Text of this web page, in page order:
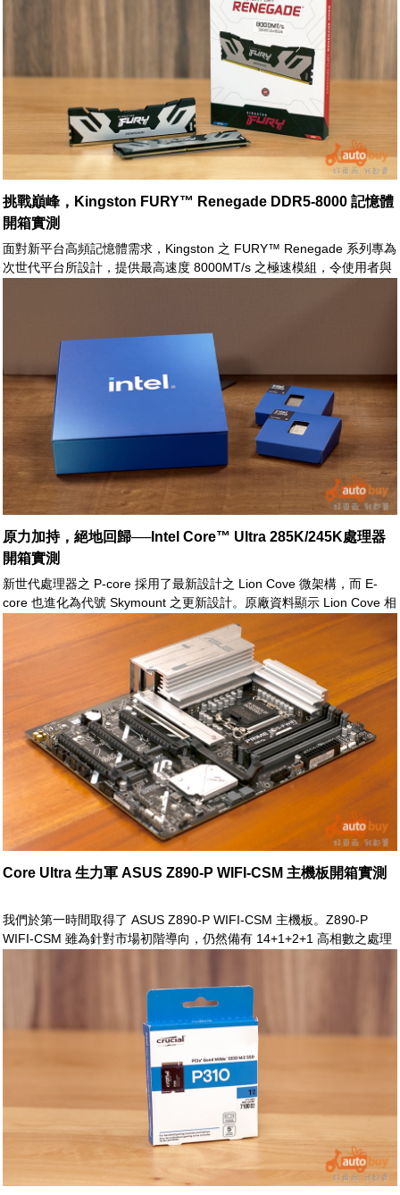
挑戰巔峰，Kingston FURY™ Renegade DDR5-8000 記憶體
開箱實測
面對新平台高頻記憶體需求，Kingston 之 FURY™ Renegade 系列專為
次世代平台所設計，提供最高速度 8000MT/s 之極速模組，令使用者與
原力加持，絕地回歸──Intel Core™ Ultra 285K/245K處理器
開箱實測
新世代處理器之 P-core 採用了最新設計之 Lion Cove 微架構，而 E-
core 也進化為代號 Skymount 之更新設計。原廠資料顯示 Lion Cove 相
較於上代有著 9% 之顯著 IPC 效能提升，而新的 Skymount 效率核心則
是大幅超越前一世代之 Gracemont 之運算能力，一舉提升了 32% 之效
能。由此，Core Ultra 200S 全新的 P-core 與 E-core 組合，的確體現
了 Intel 新架構對於消費型 CPU 之企圖與展望
Core Ultra 生力軍 ASUS Z890-P WIFI-CSM 主機板開箱實測
我們於第一時間取得了 ASUS Z890-P WIFI-CSM 主機板。Z890-P
WIFI-CSM 雖為針對市場初階導向，仍然備有 14+1+2+1 高相數之處理
需求，皆得以順暢運行，無往不利